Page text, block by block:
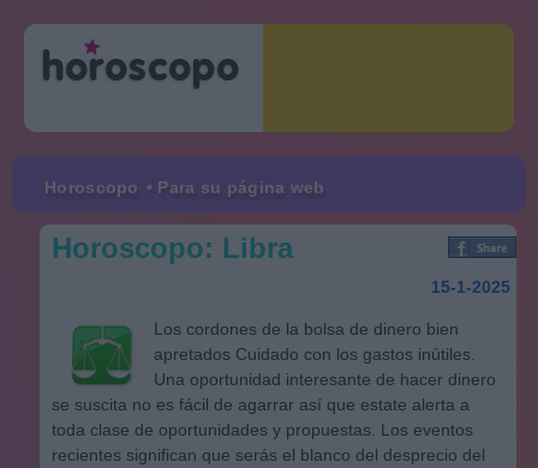
Horoscopo • Para su página web
Horoscopo: Libra
15-1-2025
Los cordones de la bolsa de dinero bien
apretados Cuidado con los gastos inútiles.
Una oportunidad interesante de hacer dinero
se suscita no es fácil de agarrar así que estate alerta a
toda clase de oportunidades y propuestas. Los eventos
recientes significan que serás el blanco del desprecio del